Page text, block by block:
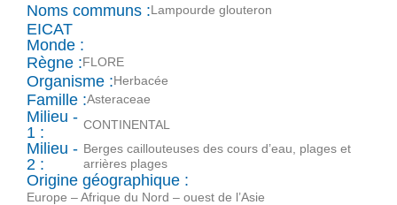
Noms communs :Lampourde glouteron
EICAT
Monde :
Règne :FLORE
Organisme :Herbacée
Famille :Asteraceae
Milieu -
1 :
CONTINENTAL
Milieu -
2 :
Berges caillouteuses des cours d’eau, plages et
arrières plages
Origine géographique :
Europe – Afrique du Nord – ouest de l’Asie